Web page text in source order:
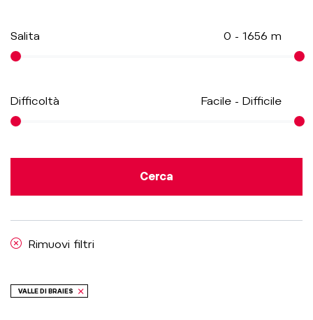
Salita 0 - 1656 m
Difficoltà Facile - Difficile
Cerca
Rimuovi filtri
VALLE DI BRAIES